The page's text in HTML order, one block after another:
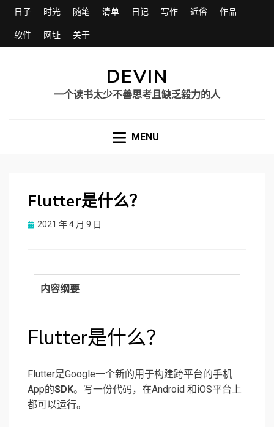
日子 时光 随笔 清单 日记 写作 近俗 作品
软件 网址 关于
DEVIN
一个读书太少不善思考且缺乏毅力的人
MENU
Flutter是什么？
Posted
2021 年 4 月 9 日
内容纲要
Flutter是什么？
Flutter是Google一个新的用于构建跨平台的手机
App的SDK。写一份代码，在Android 和iOS平台上
都可以运行。